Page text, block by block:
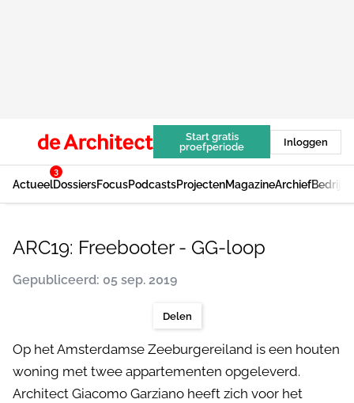
Start gratis
proefperiode
Inloggen
Actueel
3
DossiersFocusPodcastsProjectenMagazineArchief
ARC19: Freebooter - GG-loop
Gepubliceerd: 05 sep. 2019
Delen
Op het Amsterdamse Zeeburgereiland is een houten
woning met twee appartementen opgeleverd.
Architect Giacomo Garziano heeft zich voor het